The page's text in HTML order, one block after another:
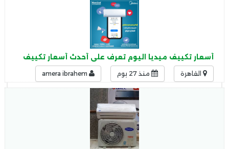
أسعار تكييف ميديا اليوم تعرف على أحدث أسعار تكييف ميديا
القاهرة منذ 27 يوم